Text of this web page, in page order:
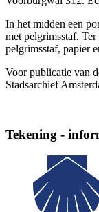
In het midden een
met pelgrimsstaf.
pelgrimsstaf, papier
Voor publicatie van
Stadsarchief
Tekening -